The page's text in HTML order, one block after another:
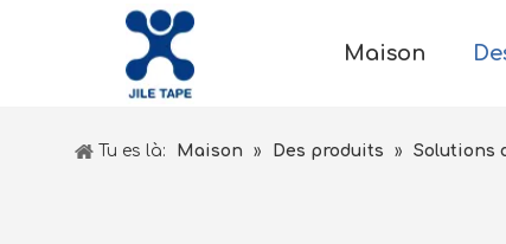
Maison
Tu es là: Maison » Des produits » Solutions